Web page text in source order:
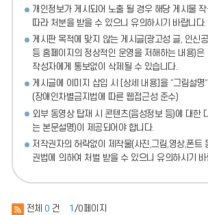
개인정보가 게시되어 노출 될 경우 해당 게시물 작
따라 처분을 받을 수 있으니 유의하시기 바랍니다.
게시판 목적에 맞지 않는 게시글(광고성 글, 인신
등 홈페이지의 정상적인 운영을 저해하는 내용)은
작성자에게 통보없이 삭제될 수 있습니다.
게시글에 이미지 삽입 시 [상세 내용]을 “그림설명
(장애인차별금지법에 따른 웹접근성 준수)
외부 동영상 탑재 시 콘텐츠(음성정보 등)에 대한
는 본문설명)이 제공되어야 합니다.
저작권자의 허락없이 제작물(사진,그림,영상,폰트
권법에 의하여 처벌 받을 수 있으니 유의하시기 바
전체 0 건 1 /0페이지